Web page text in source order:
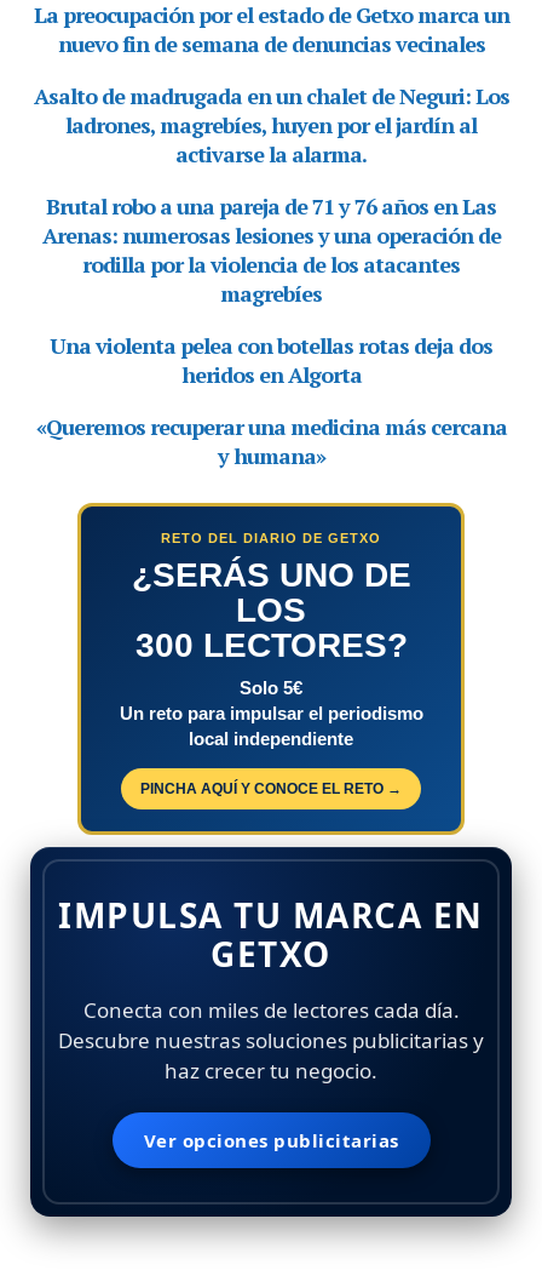
RETO DEL DIARIO DE GETXO
¿SERÁS UNO DE
LOS
300 LECTORES?
Solo 5€
Un reto para impulsar el periodismo
local independiente
PINCHA AQUÍ Y CONOCE EL RETO →
IMPULSA TU MARCA EN
GETXO
Conecta con miles de lectores cada día.
Descubre nuestras soluciones publicitarias y
haz crecer tu negocio.
Ver opciones publicitarias